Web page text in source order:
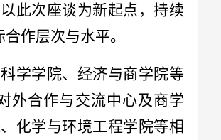
此次座谈为新起点，持续
作层次与水平。
学学院、经济与商学院等
外合作与交流中心及商学
化学与环境工程学院等相